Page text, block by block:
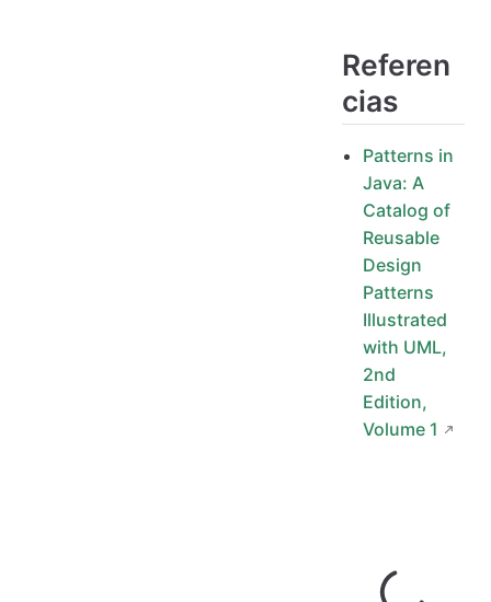
Referen
cias
Patterns in
Java: A
Catalog of
Reusable
Design
Patterns
Illustrated
with UML,
2nd
Edition,
Volume 1